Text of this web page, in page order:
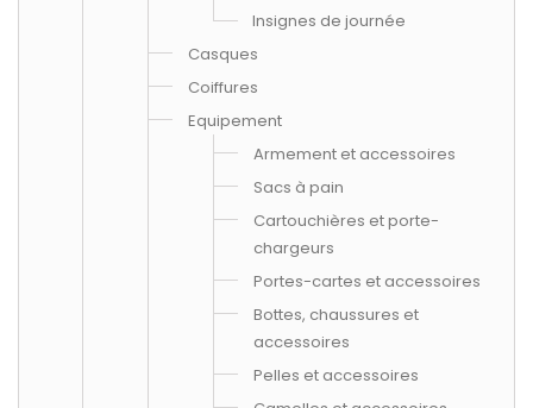
Insignes de journée
Casques
Coiffures
Equipement
Armement et accessoires
Sacs à pain
Cartouchières et porte-
chargeurs
Portes-cartes et accessoires
Bottes, chaussures et
accessoires
Pelles et accessoires